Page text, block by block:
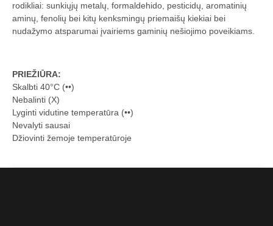
rodikliai: sunkiųjų metalų, formaldehido, pesticidų, aromatinių
aminų, fenolių bei kitų kenksmingų priemaišų kiekiai bei
nudažymo atsparumai įvairiems gaminių nešiojimo poveikiams.
PRIEŽIŪRA:
Skalbti 40°C (••)
Nebalinti (X)
Lyginti vidutine temperatūra (••)
Nevalyti sausai
Džiovinti žemoje temperatūroje